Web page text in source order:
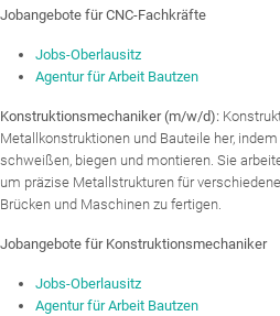
Jobangebote für CNC-Fachkräfte
Jobs-Oberlausitz
Agentur für Arbeit Bautzen
Konstruktionsmechaniker (m/w/d):
Metallkonstruktionen und Bauteile her,
schweißen, biegen und montieren. Sie
um präzise Metallstrukturen für
Brücken und Maschinen zu fertigen.
Jobangebote für Konstruktionsmechaniker
Jobs-Oberlausitz
Agentur für Arbeit Bautzen